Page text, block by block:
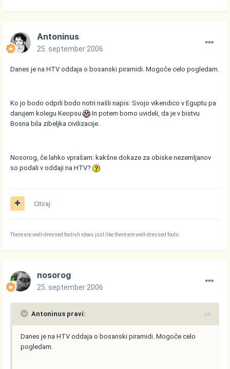
Antoninus
25. september 2006
Danes je na HTV oddaja o bosanski piramidi. Mogoče celo pogledam.
Ko jo bodo odprli bodo notri našli napis: Svojo vikendico v Eguptu pa
darujem kolegu Keopsu
In potem bomo uvideli, da je v bistvu
Bosna bila zibeljka civilizacije.
Nosorog, če lahko vprašam: kakšne dokaze za obiske nezemljanov
so podali v oddaji na HTV?
Citiraj
There are well-dressed foolish ideas just like there are well-dressed fools.
nosorog
25. september 2006
Antoninus pravi:
Danes je na HTV oddaja o bosanski piramidi. Mogoče celo
pogledam.